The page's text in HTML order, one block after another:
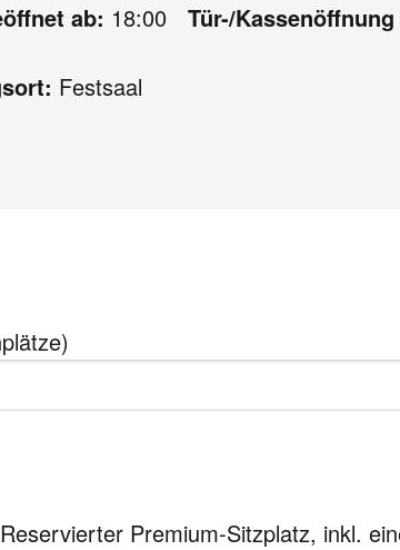
ab: 18:00 Tür-/Kassenöffnung
Festsaal
Premium-Sitzplatz, inkl.